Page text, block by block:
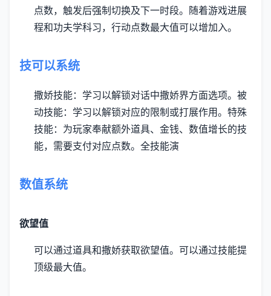
点数，触发后强制切换及下一时段。 随着游戏进展
程和功夫学科习，行动点数最大值可以增加入。
技可以系统
撒娇技能：学习以解锁对话中撒娇界方面选项。 被
动技能：学习以解锁对应的限制或打展作用。 特殊
技能：为玩家奉献额外道具、金钱、数值增长的技
能，需要支付对应点数。 全技能演
数值系统
欲望值
可以通过道具和撒娇获取欲望值。 可以通过技能提
顶级最大值。